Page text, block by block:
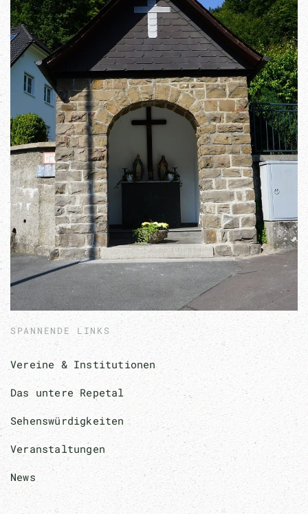
SPANNENDE LINKS
Vereine & Institutionen
Das untere Repetal
Sehenswürdigkeiten
Veranstaltungen
News